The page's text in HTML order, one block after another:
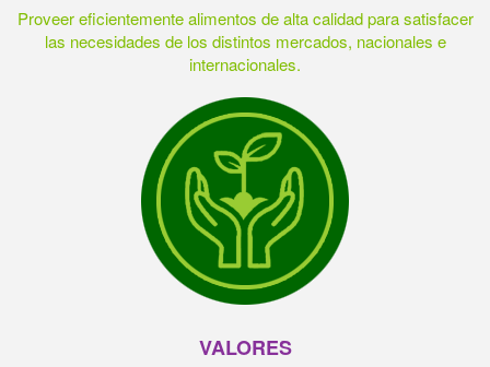
Proveer eficientemente alimentos de alta calidad para satisfacer
las necesidades de los distintos mercados, nacionales e
internacionales.
VALORES